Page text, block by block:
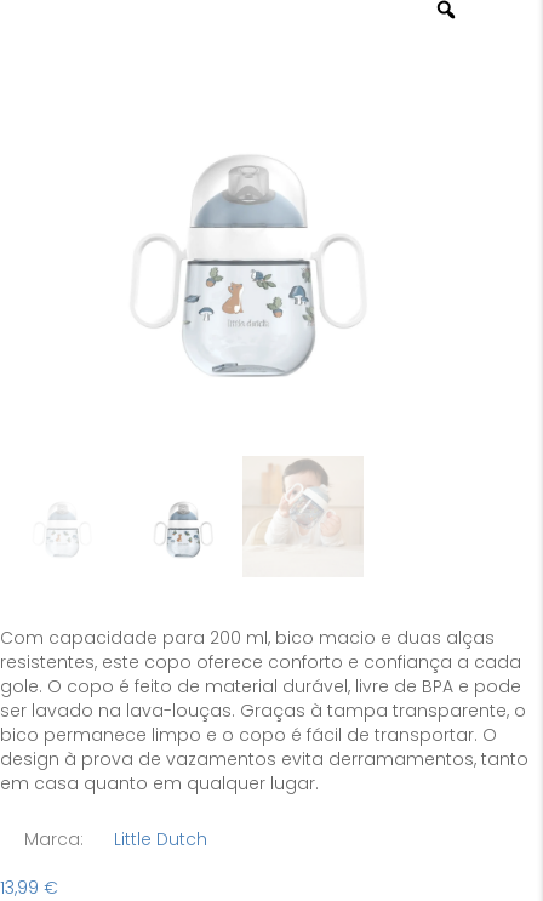
Com capacidade para 200 ml, bico macio e duas alças
resistentes, este copo oferece conforto e confiança a cada
gole. O copo é feito de material durável, livre de BPA e pode
ser lavado na lava-louças. Graças à tampa transparente, o
bico permanece limpo e o copo é fácil de transportar. O
design à prova de vazamentos evita derramamentos, tanto
em casa quanto em qualquer lugar.
Marca:
Little Dutch
13,99 €